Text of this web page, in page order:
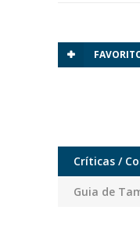
Críticas /
Guia de